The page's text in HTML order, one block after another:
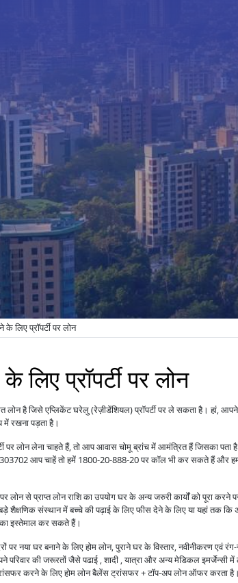
के लिए प्रॉपर्टी पर लोन
लिए प्रॉपर्टी पर लोन
लोन है जिसे एप्लिकेंट घरेलु (रेज़ीडेंशियल) प्रॉपर्टी पर ले सकता है। हां,
रखना पड़ता है।
पर लोन लेना चाहते हैं, तो आप आवास चोमू ब्रांच में आमंत्रित हैं
आप चाहें तो हमें 1800-20-888-20 पर कॉल भी कर सकते हैं और
लोन से प्राप्त लोन राशि का उपयोग घर के अन्य जरुरी कार्यों को पूरा
शैक्षणिक संस्थान में बच्चे की पढ़ाई के लिए फीस देने के लिए या यहां तक कि
का इस्तेमाल कर सकते हैं।
पर नया घर बनाने के लिए होम लोन, पुराने घर के विस्तार, नवीनीकरण एवं
की जरूरतों जैसे पढाई , शादी , यात्रा और अन्य मेडिकल इमर्जेन्सी में
करने के लिए होम लोन बैलेंस ट्रांसफर + टॉप-अप लोन ऑफर करता है।